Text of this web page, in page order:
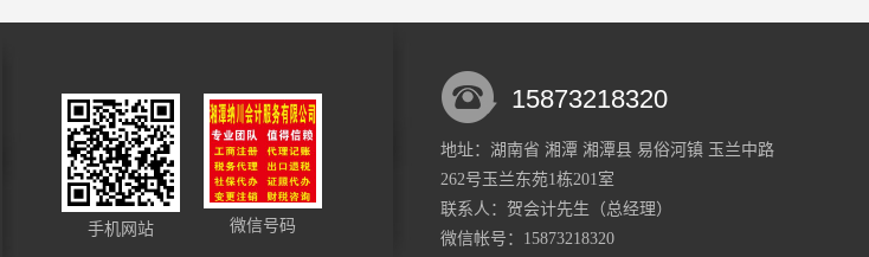
湘潭县税务注销材料 小规模纳税人税费申报 快速高效
手机网站 微信号码
15873218320
地址：湖南省 湘潭 湘潭县 易俗河镇 玉兰中路
262号玉兰东苑1栋201室
联系人：贺会计先生 （总经理）
微信帐号：15873218320